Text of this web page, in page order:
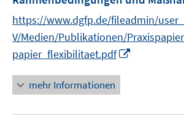
https://www.dgfp.de/fileadmin/
V/Medien/Publikationen/
papier_flexibilitaet.pdf
u
mehr Informationen